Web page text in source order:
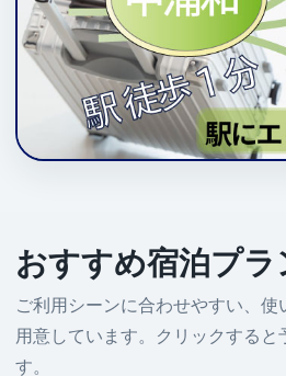
おすすめ宿泊プラ
ご利用シーンに合わせやすい、
用意しています。クリックすると
す。